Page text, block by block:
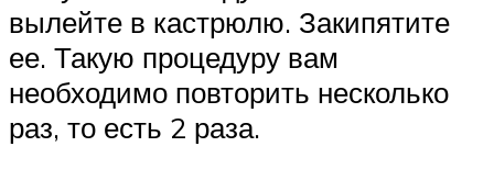
вылейте в кастрюлю. Закипятите
ее. Такую процедуру вам
необходимо повторить несколько
раз, то есть 2 раза.